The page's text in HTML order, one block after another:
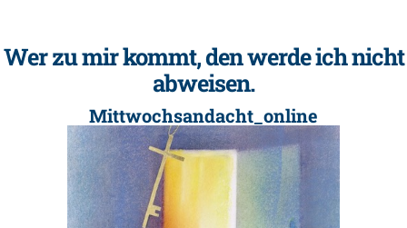
Wer zu mir kommt, den werde ich nicht
abweisen.
Mittwochsandacht_online